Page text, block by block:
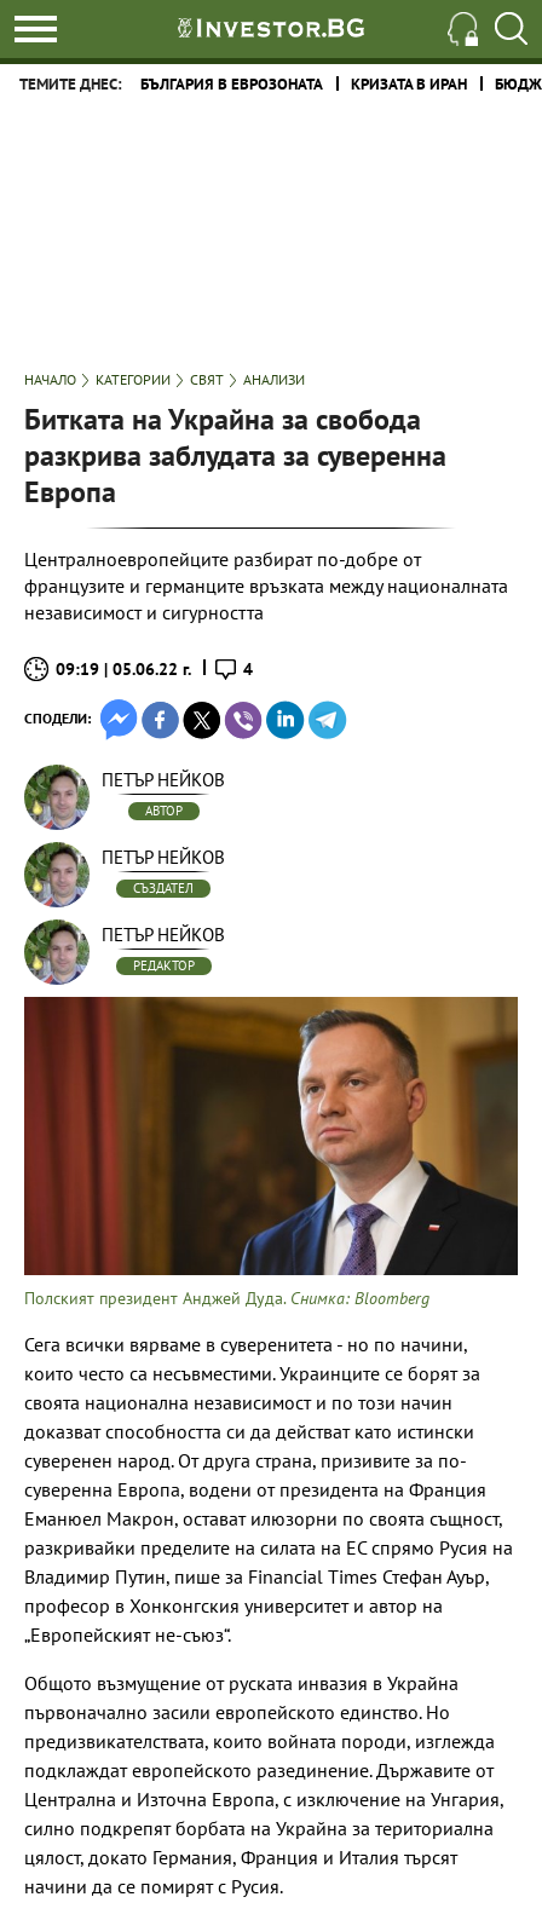
ТЕМИТЕ ДНЕС: БЪЛГАРИЯ В ЕВРОЗОНАТА КРИЗАТА В ИРАН
НАЧАЛО КАТЕГОРИИ СВЯТ АНАЛИЗИ
Битката на Украйна за свобода
разкрива заблудата за суверенна
Европа
Централноевропейците разбират по-добре от
французите и германците връзката между националната
независимост и сигурността
09:19 | 05.06.22 г. 4
СПОДЕЛИ:
ПЕТЪР НЕЙКОВ
АВТОР
ПЕТЪР НЕЙКОВ
СЪЗДАТЕЛ
ПЕТЪР НЕЙКОВ
РЕДАКТОР
Полският президент Анджей Дуда. Снимка: Bloomberg
Сега всички вярваме в суверенитета - но по начини,
които често са несъвместими. Украинците се борят за
своята национална независимост и по този начин
доказват способността си да действат като истински
суверенен народ. От друга страна, призивите за по-
суверенна Европа, водени от президента на Франция
Еманюел Макрон, остават илюзорни по своята същност,
разкривайки пределите на силата на ЕС спрямо Русия на
Владимир Путин, пише за Financial Times Стефан Ауър,
професор в Хонконгския университет и автор на
„Европейският не-съюз“.
Общото възмущение от руската инвазия в Украйна
първоначално засили европейското единство. Но
предизвикателствата, които войната породи, изглежда
подклаждат европейското разединение. Държавите от
Централна и Източна Европа, с изключение на Унгария,
силно подкрепят борбата на Украйна за териториална
цялост, докато Германия, Франция и Италия търсят
начини да се помирят с Русия.